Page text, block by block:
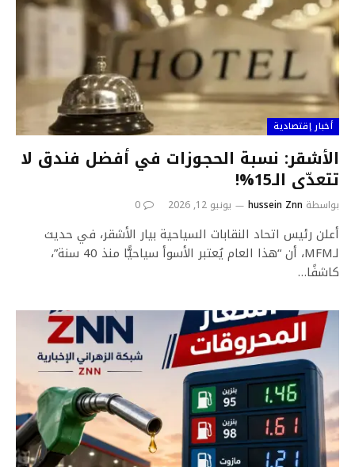
أخبار إقتصادية
الأشقر: نسبة الحجوزات في أفضل فندق لا
تتعدّى الـ15%!
بواسطة hussein Znn يونيو 12, 2026 0
أعلن رئيس اتحاد النقابات السياحية بيار الأشقر، في حديث
لـMFM، أن “هذا العام يُعتبر الأسوأ سياحيًّا منذ 40 سنة”،
كاشفًا…